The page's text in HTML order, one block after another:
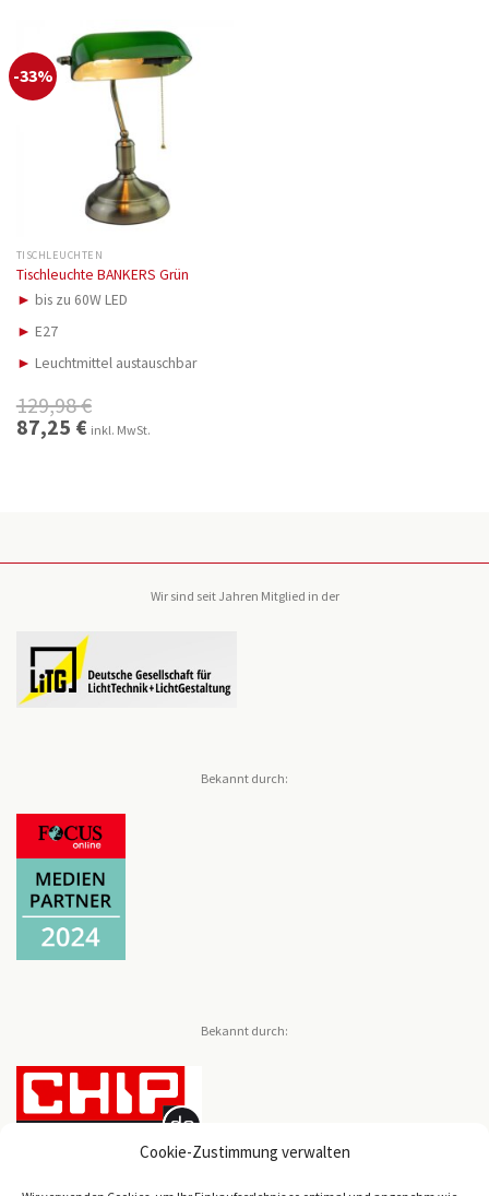
Cookie-Zustimmung verwalten
-33%
TISCHLEUCHTEN
Tischleuchte BANKERS Grün
► bis zu 60W LED
► E27
► Leuchtmittel austauschbar
129,98€
Ursprünglicher
Preis
87,25 €Aktueller
Preis
inkl. MwSt.
Wir sind seit Jahren Mitglied in der
Bekannt durch:
Bekannt durch: